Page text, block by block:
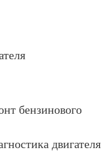
бензинового
двигателя